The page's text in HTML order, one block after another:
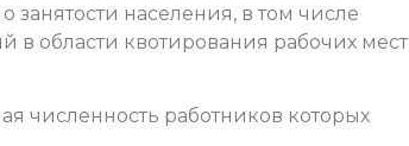
занятости населения, в том числе
в области квотирования рабочих мест
численность работников которых